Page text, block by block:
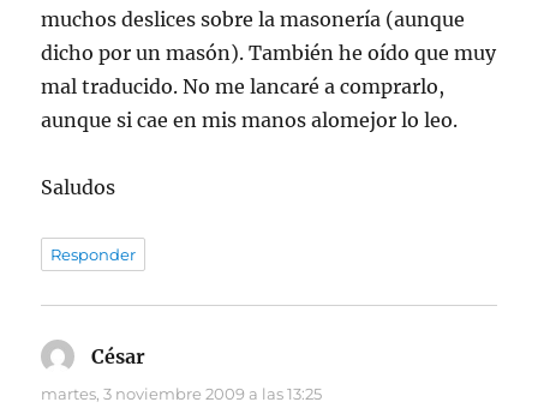
muchos deslices sobre la masonería (aunque
dicho por un masón). También he oído que muy
mal traducido. No me lancaré a comprarlo,
aunque si cae en mis manos alomejor lo leo.
Saludos
Responder
César
martes, 3 noviembre 2009 a las 13:25